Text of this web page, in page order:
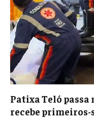
Patixa Teló passa
recebe primeiros-